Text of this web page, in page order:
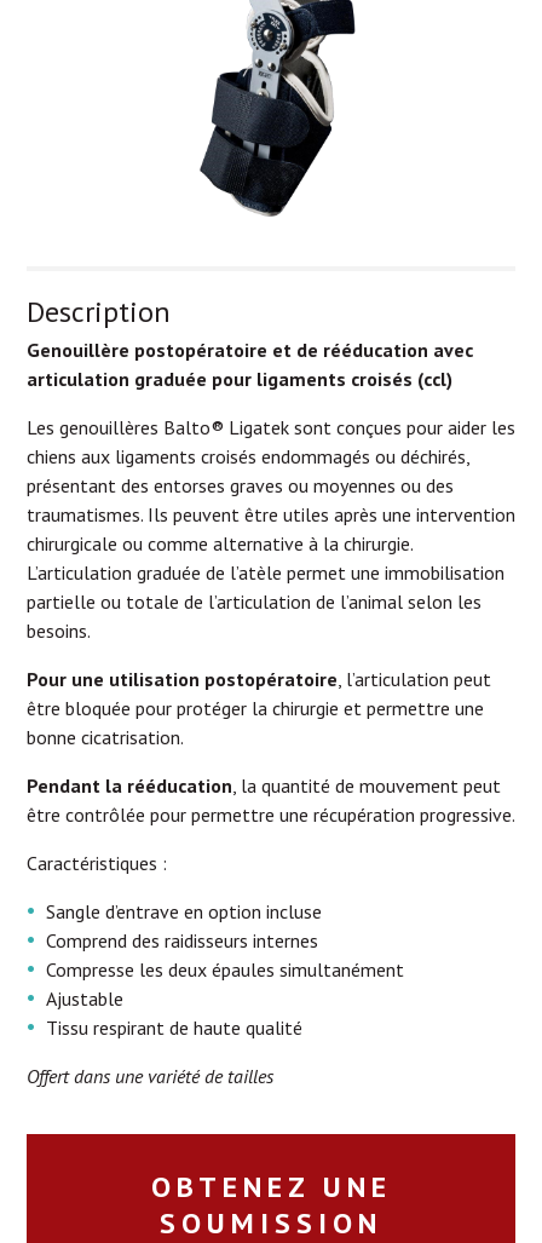
Description
Genouillère postopératoire et de rééducation avec
articulation graduée pour ligaments croisés (ccl)
Les genouillères Balto® Ligatek sont conçues pour aider les
chiens aux ligaments croisés endommagés ou déchirés,
présentant des entorses graves ou moyennes ou des
traumatismes. Ils peuvent être utiles après une intervention
chirurgicale ou comme alternative à la chirurgie.
L’articulation graduée de l’atèle permet une immobilisation
partielle ou totale de l’articulation de l’animal selon les
besoins.
Pour une utilisation postopératoire, l’articulation peut
être bloquée pour protéger la chirurgie et permettre une
bonne cicatrisation.
Pendant la rééducation, la quantité de mouvement peut
être contrôlée pour permettre une récupération progressive.
Caractéristiques :
Sangle d’entrave en option incluse
Comprend des raidisseurs internes
Compresse les deux épaules simultanément
Ajustable
Tissu respirant de haute qualité
Offert dans une variété de tailles
OBTENEZ UNE
SOUMISSION